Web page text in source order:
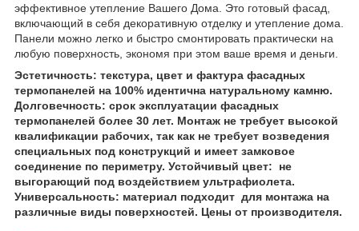
эффективное утепление Вашего Дома. Это готовый фасад,
включающий в себя декоративную отделку и утепление дома.
Панели можно легко и быстро смонтировать практически на
любую поверхность, экономя при этом ваше время и деньги.
Эстетичность: текстура, цвет и фактура фасадных
термопанелей на 100% идентична натуральному камню.
Долговечность: срок эксплуатации фасадных
термопанелей более 30 лет. Монтаж не требует высокой
квалификации рабочих, так как не требует возведения
специальных под конструкций и имеет замковое
соединение по периметру. Устойчивый цвет:
не
выгорающий под воздействием ультрафиолета.
Универсальность: материал подходит для монтажа на
различные виды поверхностей. Цены от производителя.